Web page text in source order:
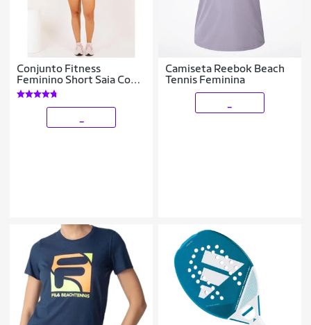
Conjunto Fitness
Feminino Short Saia Com
Bolso + Top Cropped
Treino Beach Tennis
Academia The Start
Camiseta Reebok Beach
Tennis Feminina